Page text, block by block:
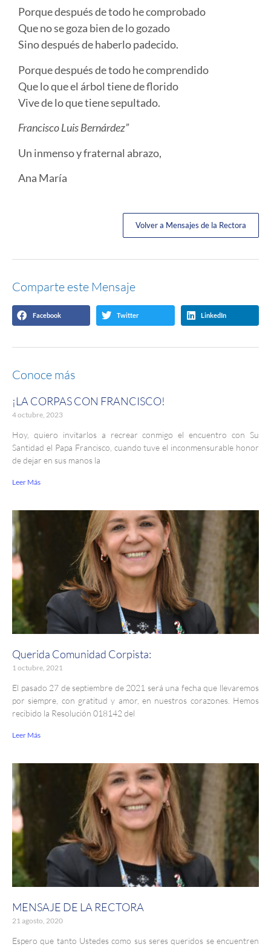
Porque después de todo he comprobado
Que no se goza bien de lo gozado
Sino después de haberlo padecido.
Porque después de todo he comprendido
Que lo que el árbol tiene de florido
Vive de lo que tiene sepultado.
Francisco Luis Bernárdez”
Un inmenso y fraternal abrazo,
Ana María
Volver a Mensajes de la Rectora
Comparte este Mensaje
Facebook Twitter LinkedIn
Conoce más
¡LA CORPAS CON FRANCISCO!
4 octubre, 2023
Hoy, quiero invitarlos a recrear conmigo el encuentro con Su
Santidad el Papa Francisco, cuando tuve el inconmensurable honor
de dejar en sus manos la
Leer Más
Querida Comunidad Corpista:
1 octubre, 2021
El pasado 27 de septiembre de 2021 será una fecha que llevaremos
por siempre, con gratitud y amor, en nuestros corazones. Hemos
recibido la Resolución 018142 del
Leer Más
MENSAJE DE LA RECTORA
21 agosto, 2020
Espero que tanto Ustedes como sus seres queridos se encuentren